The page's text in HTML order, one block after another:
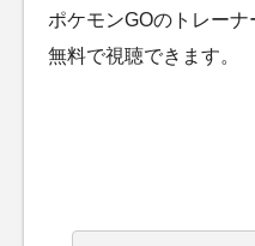
ポケモンGOのトレー
無料で視聴できます。